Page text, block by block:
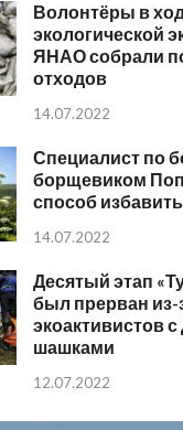
Волонтёры в
экологической
ЯНАО собрали
отходов
14.07.2022
Специалист по
борщевиком
способ
14.07.2022
Десятый этап
был прерван из-
экоактивистов
шашками
12.07.2022